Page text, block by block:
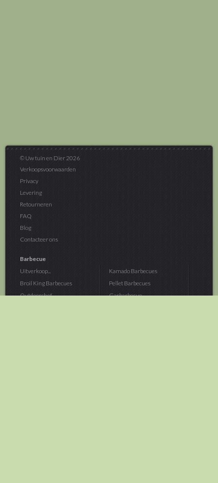
© Uw tuin en Dier 2026
Verkoopsvoorwaarden
Privacy
Levering
Retourneren
FAQ
Blog
Contacteer ons
Barbecue
Uitverkoop...
Broil King Barbecues
Outdoorchef...
Kamado Barbecues
Pellet Barbecues
Gasbarbecue